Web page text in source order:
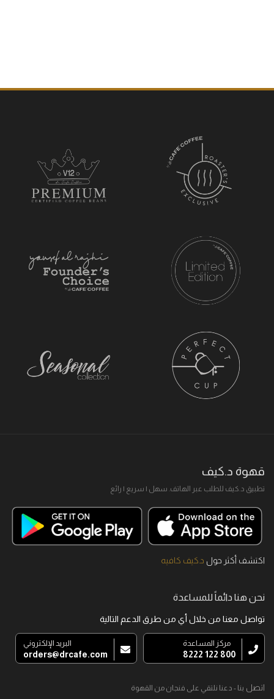
قهوة د.كيف
تطبيق د.كيف للطلب عبر الهاتف. سهل I سريع I رائع
اكتشف أكثر حول د.كيف كافيه
نحن هنا دائماً للمساعدة
تواصل معنا من خلال أي من طرق الدعم التالية
مركز المساعدة
800 122 8222
البريد الإلكتروني
orders@drcafe.com
اتصل بنا - دعنا نلتقي على فنجان من القهوة